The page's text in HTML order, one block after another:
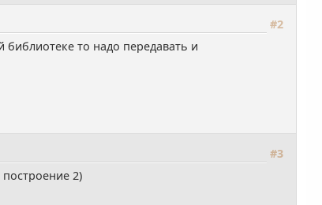
#2
то надо передавать и
#3
2)